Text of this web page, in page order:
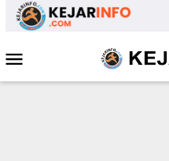
Loncat
Mobile